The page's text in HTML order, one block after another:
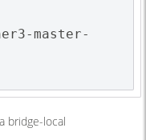
master-
bridge-local